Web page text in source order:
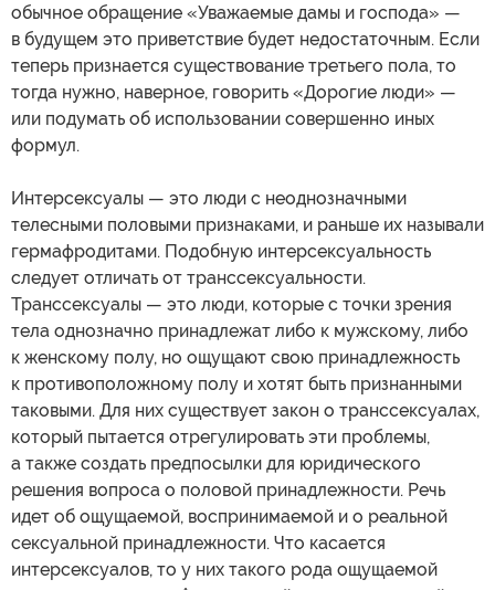
обычное обращение «Уважаемые дамы и господа» —
в будущем это приветствие будет недостаточным. Если
теперь признается существование третьего пола, то
тогда нужно, наверное, говорить «Дорогие люди» —
или подумать об использовании совершенно иных
формул.
Интерсексуалы — это люди с неоднозначными
телесными половыми признаками, и раньше их называли
гермафродитами. Подобную интерсексуальность
следует отличать от транссексуальности.
Транссексуалы — это люди, которые с точки зрения
тела однозначно принадлежат либо к мужскому, либо
к женскому полу, но ощущают свою принадлежность
к противоположному полу и хотят быть признанными
таковыми. Для них существует закон о транссексуалах,
который пытается отрегулировать эти проблемы,
а также создать предпосылки для юридического
решения вопроса о половой принадлежности. Речь
идет об ощущаемой, воспринимаемой и о реальной
сексуальной принадлежности. Что касается
интерсексуалов, то у них такого рода ощущаемой